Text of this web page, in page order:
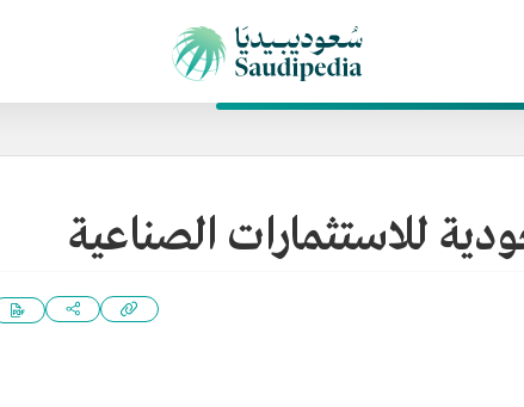
للاستثمارات الصناعية